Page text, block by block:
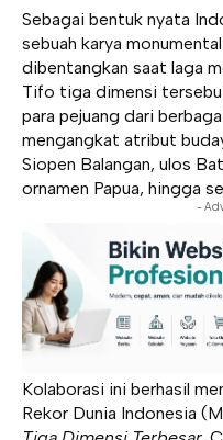
Sebagai bentuk nyata
sebuah karya
dibentangkan saat laga
Tifo tiga dimensi
para pejuang dari
mengangkat atribut
Siopen Balangan, ulos
ornamen Papua, hingga
-
Kolaborasi ini berhasil
Rekor Dunia Indonesia